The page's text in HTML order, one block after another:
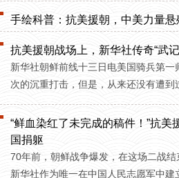
手绘科普：抗美援朝，中美力量
抗美援朝战场上，新华社传奇“武
新华社朝鲜前线十三日电美国骑兵第
次的沉重打击，但是，从来还没有遭
“鲜血染红了未完成的稿件​！”抗美
国捐躯
70年前，朝鲜战争爆发，在这场二战结
新华社作为唯一在中国人民志愿军中建